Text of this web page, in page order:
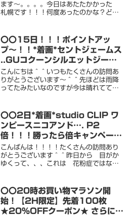
ます〜。。。。今日はあたたかかった
札幌です！！！何度あったのかな？どっ
にとっておこう〜＾＾我が家の 連休は
キャンプに行くので（寒くな...
〇〇15日！！！ポイントアッ
プ〜！！*着画*セントジェームス
..GUコクーンシルエットジーン
ズ〇〇
こんにちは＾＾いつもたくさんの訪問あ
りがとうございます〜＾＾先ほどは雨降
ってたみたいなのですが今は晴れてて嬉
き登校がよかったな〜と行ってます
が。。楽しく学校に行ってくれ...
〇〇2日*着画*studio CLIP ワ
ンピースニコアンド…. P2
倍！！！勝ったら倍キャンペーン
〇〇
こんばんは！！！！たくさんの訪問あり
がとうございます＾＾昨日から 目がか
ゆくって、、、これは 花粉症ではない
に 早く寝ます。。。ヘへへ。。 明日
はね、、これこれ→ライブ...
〇〇20時お買い物マラソン開
始！【2H限定】先着100枚
★20％OFFクーポン★ さらに！